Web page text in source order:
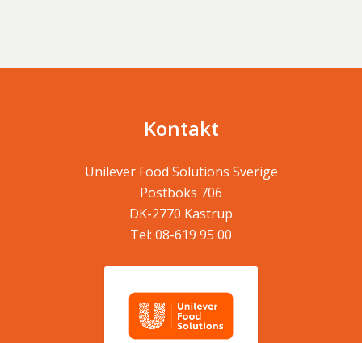
Kontakt
Unilever Food Solutions Sverige
Postboks 706
DK-2770 Kastrup
Tel: 08-619 95 00